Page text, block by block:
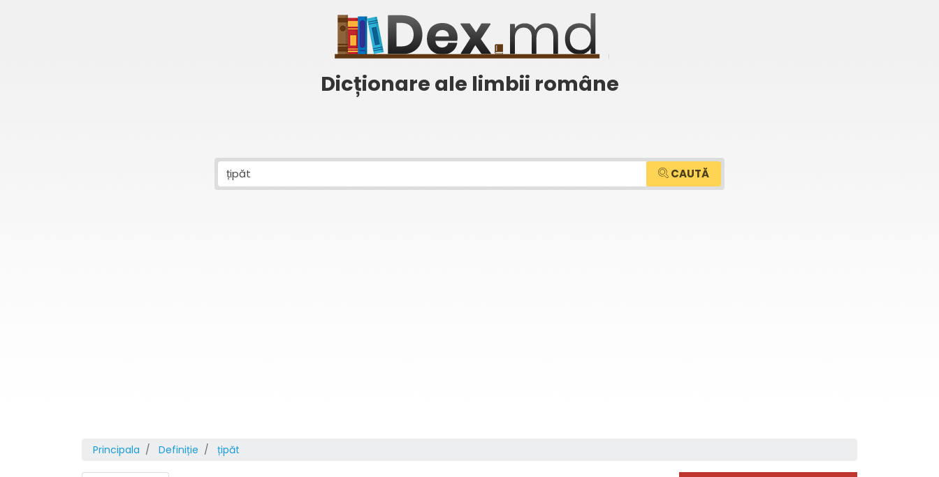
Dicționare ale limbii române
CAUTĂ
Principala Definiție țipăt